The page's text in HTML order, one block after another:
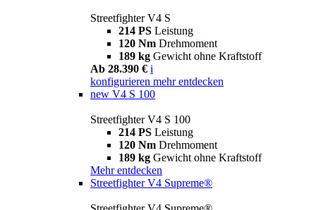
Streetfighter V4 S
214 PS Leistung
120 Nm Drehmoment
189 kg Gewicht ohne Kraftstoff
Ab 28.390 € i
konfigurieren mehr entdecken
new V4 S 100
Streetfighter V4 S 100
214 PS Leistung
120 Nm Drehmoment
189 kg Gewicht ohne Kraftstoff
Mehr entdecken
Streetfighter V4 Supreme®